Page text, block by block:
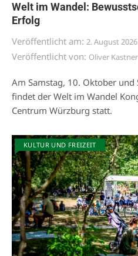
Welt im Wandel:
Erfolg
Veröffentlicht am: 2. August 2026
Veröffentlicht von: Oliver Kastner
Am Samstag, 10. Oktober
findet der Welt im Wandel
Centrum Würzburg statt.
KULTUR UND FREIZEIT